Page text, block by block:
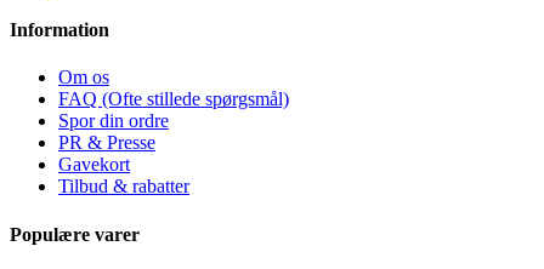
Information
Om os
FAQ (Ofte stillede spørgsmål)
Spor din ordre
PR & Presse
Gavekort
Tilbud & rabatter
Populære varer